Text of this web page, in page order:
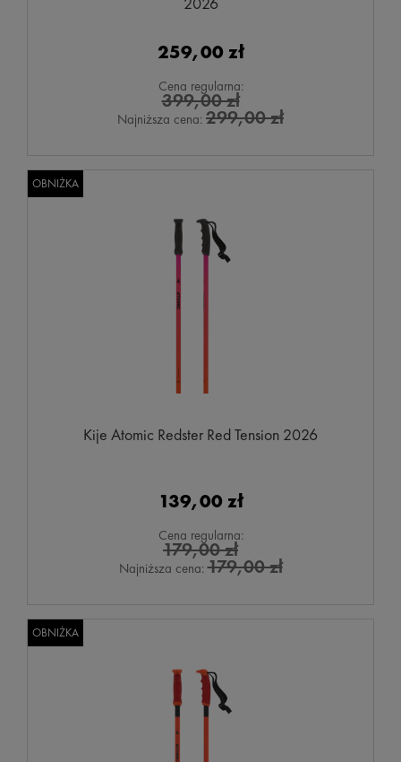
259,00 zł
Cena regularna:
399,00 zł
Najniższa cena: 299,00 zł
Kije Atomic Redster Red Tension 2026
139,00 zł
Cena regularna:
179,00 zł
Najniższa cena:179,00 zł
OBNIŻKA
OBNIŻKA